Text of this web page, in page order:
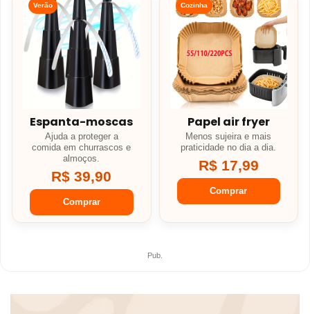
Verão
Espanta-moscas
Ajuda a proteger a
comida em churrascos e
almoços.
R$ 39,90
Comprar
Cozinha
Papel air fryer
Menos sujeira e mais
praticidade no dia a dia.
R$ 17,99
Comprar
Pub.